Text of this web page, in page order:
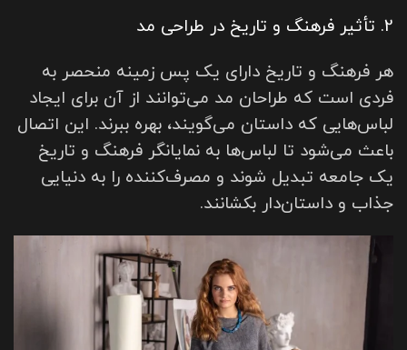
2. تأثیر فرهنگ و تاریخ در طراحی مد
هر فرهنگ و تاریخ دارای یک پس زمینه منحصر به
فردی است که طراحان مد می‌توانند از آن برای ایجاد
لباس‌هایی که داستان می‌گویند، بهره ببرند. این اتصال
باعث می‌شود تا لباس‌ها به نمایانگر فرهنگ و تاریخ
یک جامعه تبدیل شوند و مصرف‌کننده را به دنیایی
جذاب و داستان‌دار بکشانند.